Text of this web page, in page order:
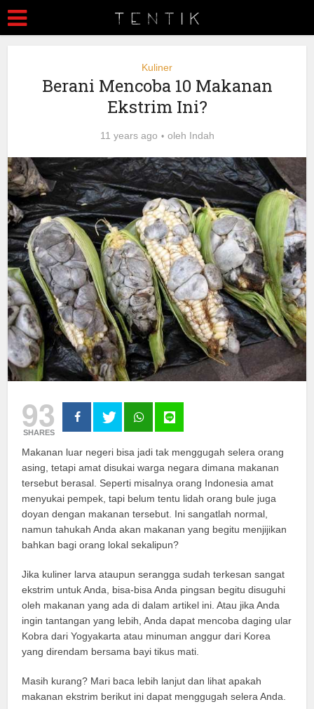
Kuliner
Berani Mencoba 10 Makanan
Ekstrim Ini?
11 years ago oleh Indah
93
SHARES
Makanan luar negeri bisa jadi tak menggugah selera orang
asing, tetapi amat disukai warga negara dimana makanan
tersebut berasal. Seperti misalnya orang Indonesia amat
menyukai pempek, tapi belum tentu lidah orang bule juga
doyan dengan makanan tersebut. Ini sangatlah normal,
namun tahukah Anda akan makanan yang begitu menjijikan
bahkan bagi orang lokal sekalipun?
Jika kuliner larva ataupun serangga sudah terkesan sangat
ekstrim untuk Anda, bisa-bisa Anda pingsan begitu disuguhi
oleh makanan yang ada di dalam artikel ini. Atau jika Anda
ingin tantangan yang lebih, Anda dapat mencoba daging ular
Kobra dari Yogyakarta atau minuman anggur dari Korea
yang direndam bersama bayi tikus mati.
Masih kurang? Mari baca lebih lanjut dan lihat apakah
makanan ekstrim berikut ini dapat menggugah selera Anda.